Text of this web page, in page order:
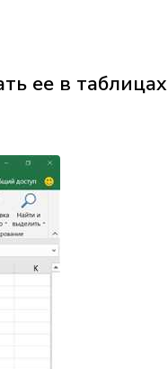
ее в таблицах